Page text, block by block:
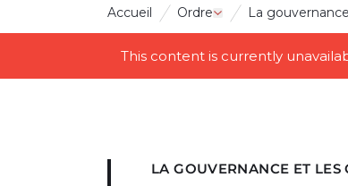
Accueil Ordre Open drawer Ordre
La
This content is currently
LA GOUVERNANCE ET LES